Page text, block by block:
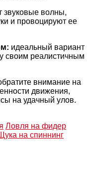
звуковые волны,
и провоцируют ее
идеальный вариант
своим реалистичным
внимание на
движения,
на удачный улов.
Ловля на фидер
на спиннинг